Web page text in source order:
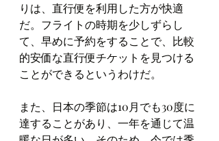
りは、直行便を利用した方が快適
だ。フライトの時期を少しずらし
て、早めに予約をすることで、比較
的安価な直行便チケットを見つける
ことができるというわけだ。
また、日本の季節は10月でも30度に
達することがあり、一年を通じて温